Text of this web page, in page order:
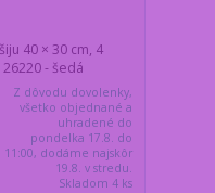
40 × 30 cm, 4
- šedá
Z dôvodu dovolenky,
všetko objednané a
uhradené do
pondelka 17.8. do
11:00, dodáme najskôr
19.8. v stredu.
Skladom 4 ks